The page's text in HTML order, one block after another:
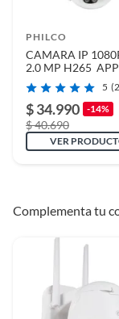
Alcance
Largo
Ángulo de visión
Cantidad de
PHILCO
CAMARA IP
2.0 MP H265 APP
PHILCO
5
$ 34.990 -14%
$ 40.690
VER
Complementa tu